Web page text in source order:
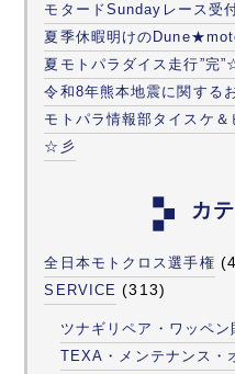
モタードSundayレース受
夏季休暇明けの
夏モトパラダイス走行”完
令和8年熊本地震に関する
モトパラ情報部タイスケ
☆彡
カ
全日本モトクロス選手権
SERVICE (313)
ツナギリペア・ワッペン
TEXA・メンテナンス・